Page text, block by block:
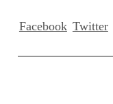
Facebook Twitter